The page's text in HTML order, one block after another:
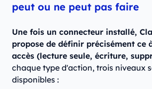
peut ou ne peut pas faire
Une fois un connecteur installé,
propose de définir précisément ce
accès (lecture seule, écriture,
chaque type d'action, trois niveaux
disponibles :